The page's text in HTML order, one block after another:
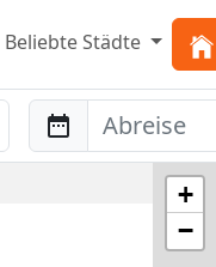
Beliebte Städte
Abreise
+
−